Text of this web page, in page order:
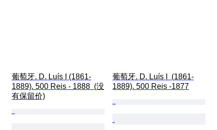
葡萄牙. D. Luís I (1861-
1889). 500 Reis - 1888  (没
有保留价)
葡萄牙. D. Luís I  (1861-
1889). 500 Reis -1877